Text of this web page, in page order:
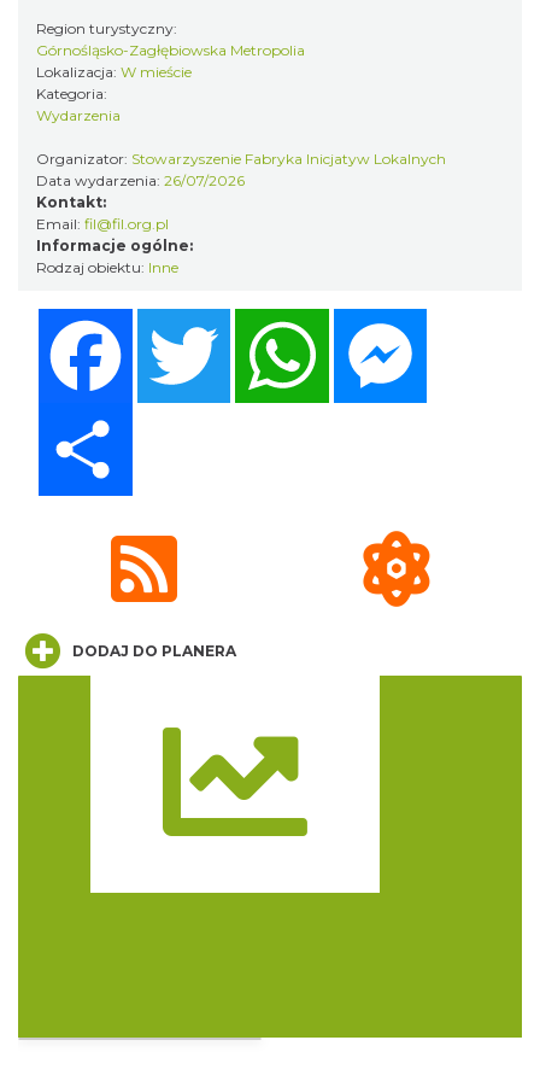
17th WORLD BRIDGE SERIES – Katowice
Katowice
1.12 km
OFF Festival 2026
Katowice
2.49 km
Region turystyczny:
Górnośląsko-Zagłębiowska Metropolia
Lokalizacja: W mieście
Kategoria:
Wydarzenia
Organizator: Stowarzyszenie Fabryka Inicjatyw Lokalnych
Data wydarzenia: 26/07/2026
Kontakt:
Email: fil@fil.org.pl
Informacje ogólne:
Rodzaj obiektu: Inne
Twitter WhatsApp
DODAJ DO PLANERA